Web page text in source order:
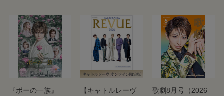
『ポーの一族』
【キャトルレーヴ
歌劇8月号（2026